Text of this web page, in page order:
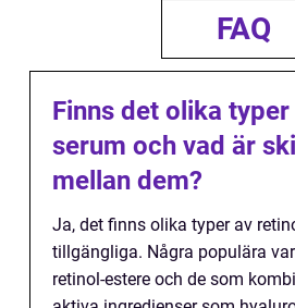
FAQ
Finns det olika typer
serum och vad är
mellan dem?
Ja, det finns olika typer av
tillgängliga. Några populära
retinol-estere och de som